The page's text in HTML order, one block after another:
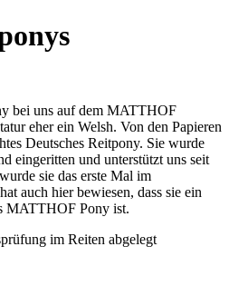
bei uns auf dem MATTHOF
eher ein Welsh. Von den Papieren
Deutsches Reitpony. Sie wurde
eingeritten und unterstützt uns seit
sie das erste Mal im
auch hier bewiesen, dass sie ein
MATTHOF Pony ist.
im Reiten abgelegt